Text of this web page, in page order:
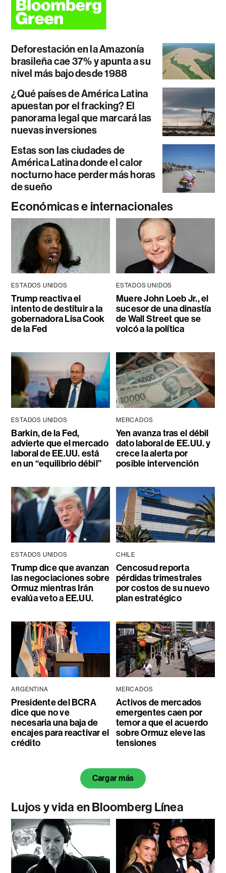
Deforestación en la Amazonía
brasileña cae 37% y apunta a su
nivel más bajo desde 1988
¿Qué países de América Latina
apuestan por el fracking? El
panorama legal que marcará las
nuevas inversiones
Estas son las ciudades de
América Latina donde el calor
nocturno hace perder más horas
de sueño
Económicas e internacionales
ESTADOS UNIDOS
Trump reactiva el
intento de destituir a la
gobernadora Lisa Cook
de la Fed
ESTADOS UNIDOS
Muere John Loeb Jr., el
sucesor de una dinastía
de Wall Street que se
volcó a la política
ESTADOS UNIDOS
Barkin, de la Fed,
advierte que el mercado
laboral de EE.UU. está
en un “equilibrio débil”
MERCADOS
Yen avanza tras el débil
dato laboral de EE.UU. y
crece la alerta por
posible intervención
ESTADOS UNIDOS
Trump dice que avanzan
las negociaciones sobre
Ormuz mientras Irán
evalúa veto a EE.UU.
CHILE
Cencosud reporta
pérdidas trimestrales
por costos de su nuevo
plan estratégico
ARGENTINA
Presidente del BCRA
dice que no ve
necesaria una baja de
encajes para reactivar el
crédito
MERCADOS
Activos de mercados
emergentes caen por
temor a que el acuerdo
sobre Ormuz eleve las
tensiones
Cargar más
Lujos y vida en Bloomberg Línea